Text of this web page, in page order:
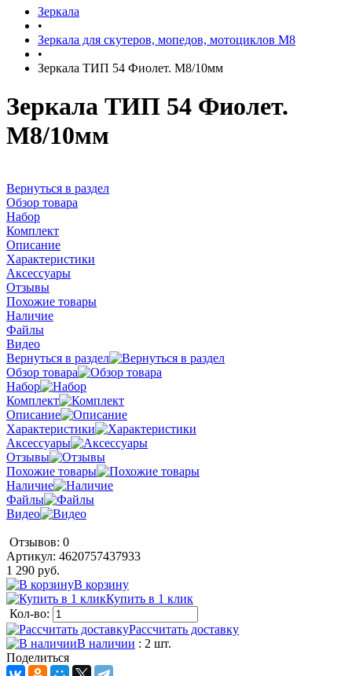
Зеркала
•
Зеркала для скутеров, мопедов, мотоциклов М8
•
Зеркала ТИП 54 Фиолет. М8/10мм
Зеркала ТИП 54 Фиолет.
М8/10мм
Вернуться в раздел
Обзор товара
Набор
Комплект
Описание
Характеристики
Аксессуары
Отзывы
Похожие товары
Наличие
Файлы
Видео
Вернуться в раздел
Обзор товара
Набор
Комплект
Описание
Характеристики
Аксессуары
Отзывы
Похожие товары
Наличие
Файлы
Видео
Отзывов: 0
Артикул: 4620757437933
1 290 руб.
В корзину
Купить в 1 клик
Кол-во:
Рассчитать доставку
В наличии : 2 шт.
Поделиться